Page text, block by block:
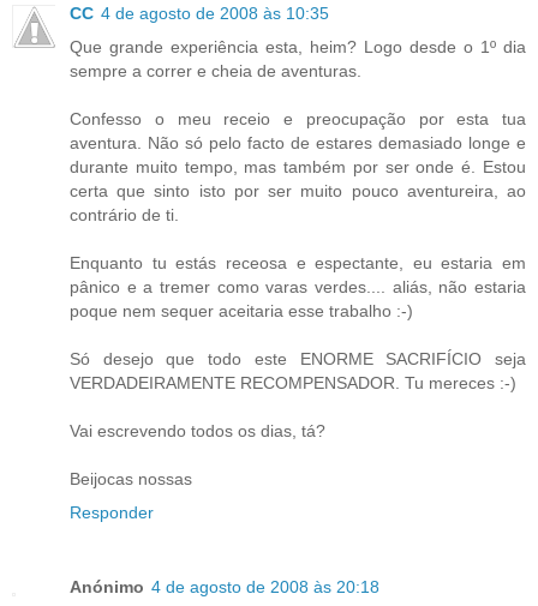
CC 4 de agosto de 2008 às 10:35
Que grande experiência esta, heim? Logo desde o 1º dia
sempre a correr e cheia de aventuras.
Confesso o meu receio e preocupação por esta tua
aventura. Não só pelo facto de estares demasiado longe e
durante muito tempo, mas também por ser onde é. Estou
certa que sinto isto por ser muito pouco aventureira, ao
contrário de ti.
Enquanto tu estás receosa e espectante, eu estaria em
pânico e a tremer como varas verdes.... aliás, não estaria
poque nem sequer aceitaria esse trabalho :-)
Só desejo que todo este ENORME SACRIFÍCIO seja
VERDADEIRAMENTE RECOMPENSADOR. Tu mereces :-)
Vai escrevendo todos os dias, tá?
Beijocas nossas
Responder
Anónimo 4 de agosto de 2008 às 20:18